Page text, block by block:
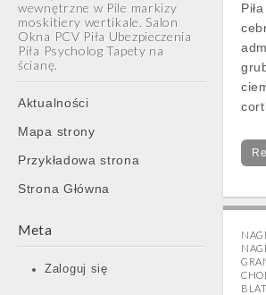
wewnętrzne w Pile markizy
moskitiery wertikale. Salon
Okna PCV Piła Ubezpieczenia
Piła Psycholog Tapety na
ścianę.
Main
menu
Skip
content
Aktualności
Mapa strony
Przykładowa strona
Strona Główna
Meta
Zaloguj się